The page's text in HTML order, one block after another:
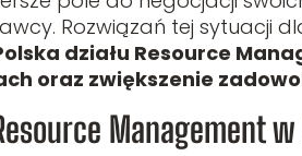
Rozwiązań tej sytuacji
działu Resource
oraz zwiększenie
Management w